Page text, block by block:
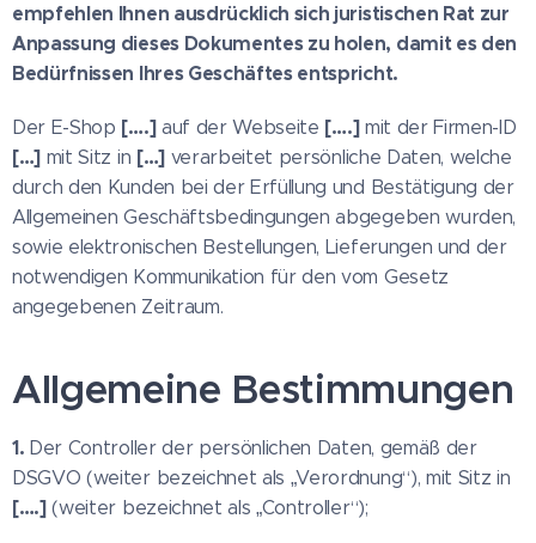
empfehlen Ihnen ausdrücklich sich juristischen Rat zur
Anpassung dieses Dokumentes zu holen, damit es den
Bedürfnissen Ihres Geschäftes entspricht.
Der E-Shop [….]auf der Webseite [….]mit der Firmen-ID
[…] mit Sitz in […]verarbeitet persönliche Daten, welche
durch den Kunden bei der Erfüllung und Bestätigung der
Allgemeinen Geschäftsbedingungen abgegeben wurden,
sowie elektronischen Bestellungen, Lieferungen und der
notwendigen Kommunikation für den vom Gesetz
angegebenen Zeitraum.
Allgemeine Bestimmungen
1. Der Controller der persönlichen Daten, gemäß der
DSGVO (weiter bezeichnet als „Verordnung“), mit Sitz in
[….](weiter bezeichnet als „Controller“);